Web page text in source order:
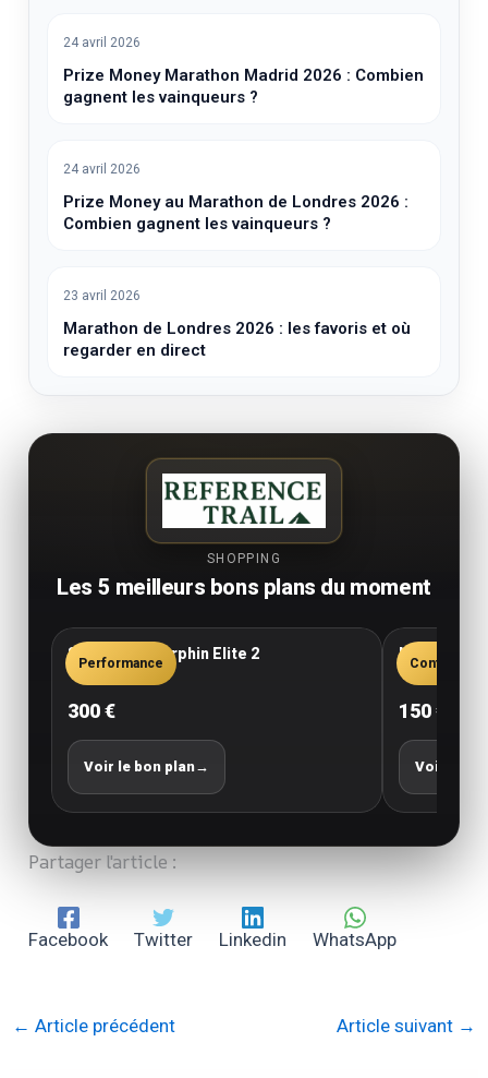
24 avril 2026
Prize Money Marathon Madrid 2026 : Combien
gagnent les vainqueurs ?
24 avril 2026
Prize Money au Marathon de Londres 2026 :
Combien gagnent les vainqueurs ?
23 avril 2026
Marathon de Londres 2026 : les favoris et où
regarder en direct
SHOPPING
Les 5 meilleurs bons plans du moment
Performance
Saucony Endorphin Elite 2
300 €
Voir le bon plan→
Confort
New
150 €
Voir le
Partager l'article :
Facebook Twitter Linkedin WhatsApp
← Article précédent Article suivant →